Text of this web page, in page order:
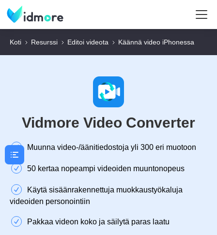
Koti Resurssi Editoi videota Käännä video iPhonessa
Vidmore Video Converter
Muunna video-/äänitiedostoja yli 300 eri muotoon
50 kertaa nopeampi videoiden muuntonopeus
Käytä sisäänrakennettuja muokkaustyökaluja
videoiden personointiin
Pakkaa videon koko ja säilytä paras laatu